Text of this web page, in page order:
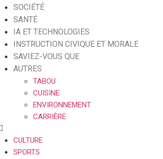
SOCIÉTÉ
SANTÉ
IA ET TECHNOLOGIES
INSTRUCTION CIVIQUE ET MORALE
SAVIEZ-VOUS QUE
AUTRES
TABOU
CUISINE
ENVIRONNEMENT
CARRIÈRE
CULTURE
SPORTS